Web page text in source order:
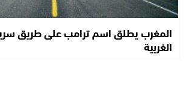
المغرب يطلق اسم ترامب على طريق
الغربية